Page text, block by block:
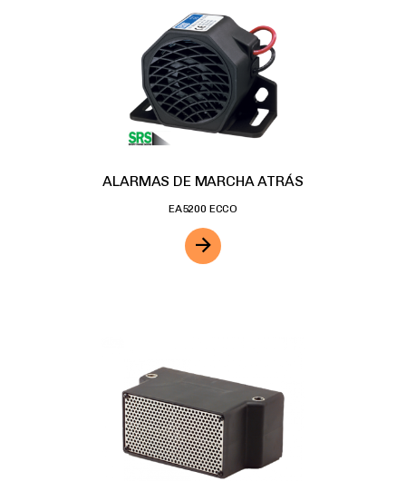
ALARMAS DE MARCHA ATRÁS
EA5200 ECCO